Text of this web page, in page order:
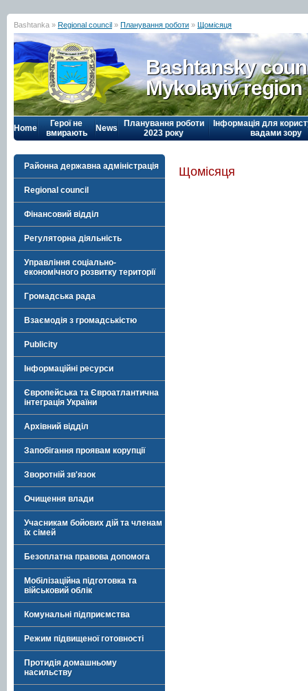
Bashtanka » Regional council » Планування роботи » Щомісяця
Bashtansky
Mykolayiv region
Home
Герої не
вмирають
News
Планування роботи
2023 року
Інформація для
вадами зору
Районна державна адміністрація
Regional council
Фінансовий відділ
Регуляторна діяльність
Управління соціально-
економічного розвитку території
Громадська рада
Взаємодія з громадськістю
Publicity
Інформаційні ресурси
Європейська та Євроатлантична
інтеграція України
Архівний відділ
Запобігання проявам корупції
Зворотній зв'язок
Очищення влади
Учасникам бойових дій та членам
їх сімей
Безоплатна правова допомога
Мобілізаційна підготовка та
військовий облік
Комунальні підприємства
Режим підвищеної готовності
Протидія домашньому
насильству
Щомісяця